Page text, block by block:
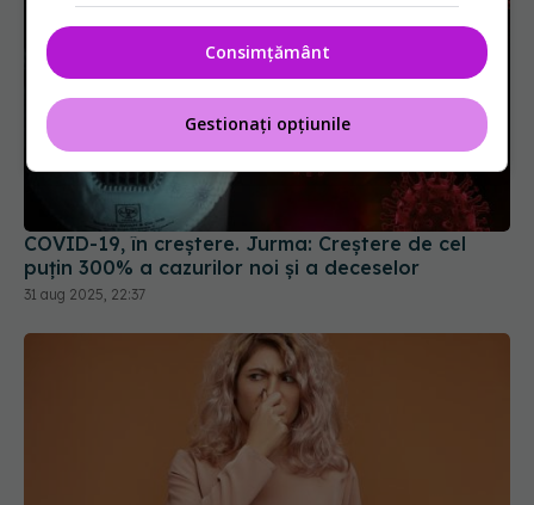
COVID-19, în creștere. Jurma: Creștere de cel
puțin 300% a cazurilor noi și a deceselor
31 aug 2025, 22:37
Consimțământ
Gestionați opțiunile